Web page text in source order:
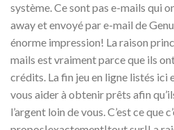
système. Ce sont pas e-mails qui
away et envoyé par e-mail de
énorme impression! La raison
mails est vraiment parce que ils
crédits. La fin jeu en ligne listés ici
vous aider à obtenir prêts afin
l’argent loin de vous. C’est ce que